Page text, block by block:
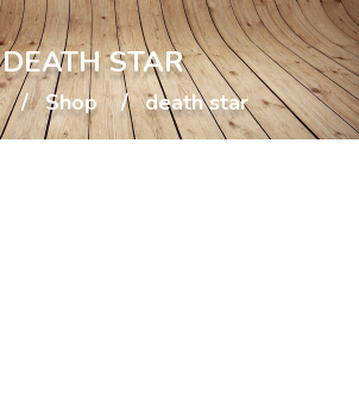
DEATH STAR
Shop death star